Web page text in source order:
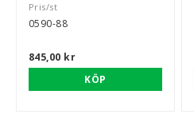
Pris/st
0590-88
845,00 kr
KÖP